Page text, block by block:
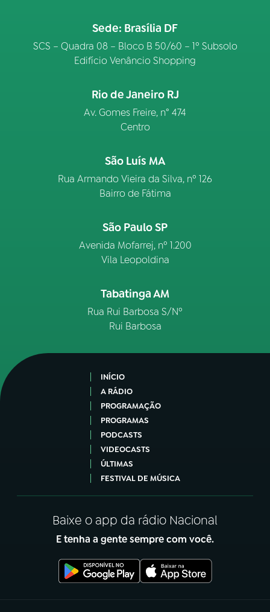
Sede: Brasília DF
SCS – Quadra 08 – Bloco B 50/60 – 1º Subsolo
Edifício Venâncio Shopping
Rio de Janeiro RJ
Av. Gomes Freire, n° 474
Centro
São Luís MA
Rua Armando Vieira da Silva, nº 126
Bairro de Fátima
São Paulo SP
Avenida Mofarrej, nº 1.200
Vila Leopoldina
Tabatinga AM
Rua Rui Barbosa S/Nº
Rui Barbosa
INÍCIO
A RÁDIO
PROGRAMAÇÃO
PROGRAMAS
PODCASTS
VIDEOCASTS
ÚLTIMAS
FESTIVAL DE MÚSICA
Baixe o app da rádio Nacional
E tenha a gente sempre com você.